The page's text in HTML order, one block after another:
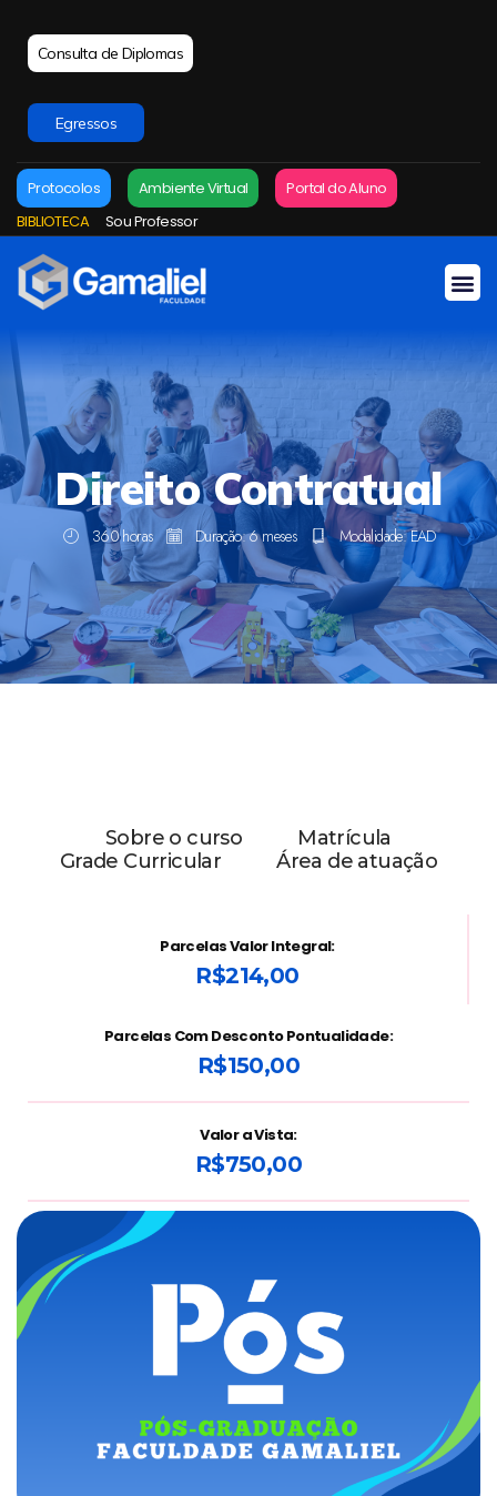
Consulta de Diplomas
Egressos
Protocolos Ambiente Virtual
Portal do Aluno
BIBLIOTECA
Sou Professor
Direito Contratual
360 horas Duração: 6 meses Modalidade: EAD
Sobre o curso
Matrícula
Grade Curricular
Área de atuação
Parcelas Valor Integral:
R$214,00
Parcelas Com Desconto Pontualidade:
R$150,00
Valor a Vista:
R$750,00